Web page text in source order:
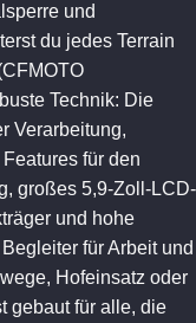
und
du jedes Terrain
Technik: Die
Verarbeitung,
für den
großes 5,9-Zoll-LCD-
und hohe
für Arbeit und
Hofeinsatz oder
gebaut für alle, die